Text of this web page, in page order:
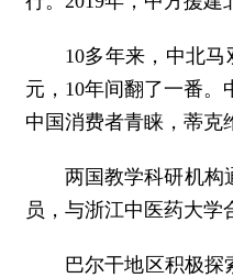
10多年来，中北
元，10年间翻了一番
中国消费者青睐，蒂克
两国教学科研机构
员，与浙江中医药大
巴尔干地区积极探